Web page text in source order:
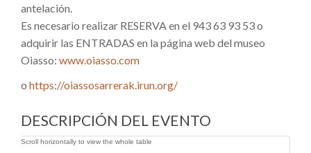
antelación.
Es necesario realizar RESERVA en el 943 63 93 53 o
adquirir las ENTRADAS en la página web del museo
Oiasso: www.oiasso.com
o https://oiassosarrerak.irun.org/
DESCRIPCIÓN DEL EVENTO